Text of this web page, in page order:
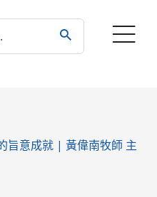
旨意成就 | 黃偉南牧師 主